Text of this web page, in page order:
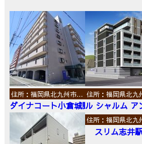
住所：福岡県北九州市…
ダイナコート小倉城野
住所：福岡県北
ル シャルム ア
住所：福岡県北
スリム志井